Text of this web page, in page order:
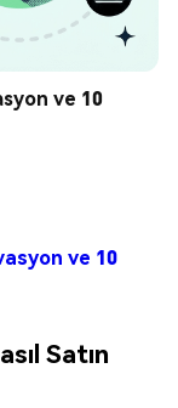
ve 10
ve 10
Satın